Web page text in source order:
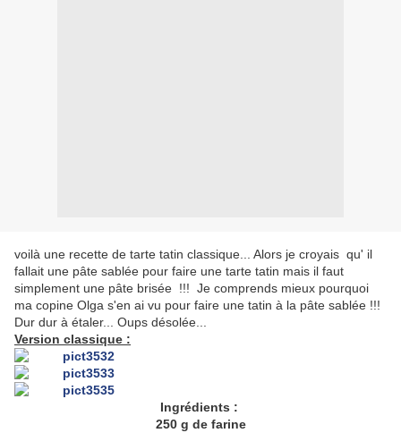
voilà une recette de tarte tatin classique... Alors je croyais qu' il
fallait une pâte sablée pour faire une tarte tatin mais il faut
simplement une pâte brisée !!! Je comprends mieux pourquoi
ma copine Olga s'en ai vu pour faire une tatin à la pâte sablée !!!
Dur dur à étaler... Oups désolée...
Version classique :
Ingrédients :
250 g de farine